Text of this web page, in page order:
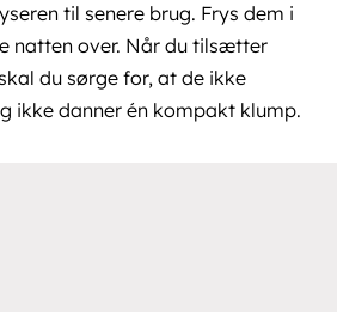
til senere brug. Frys dem i
natten over. Når du tilsætter
du sørge for, at de ikke
ikke danner én kompakt klump.